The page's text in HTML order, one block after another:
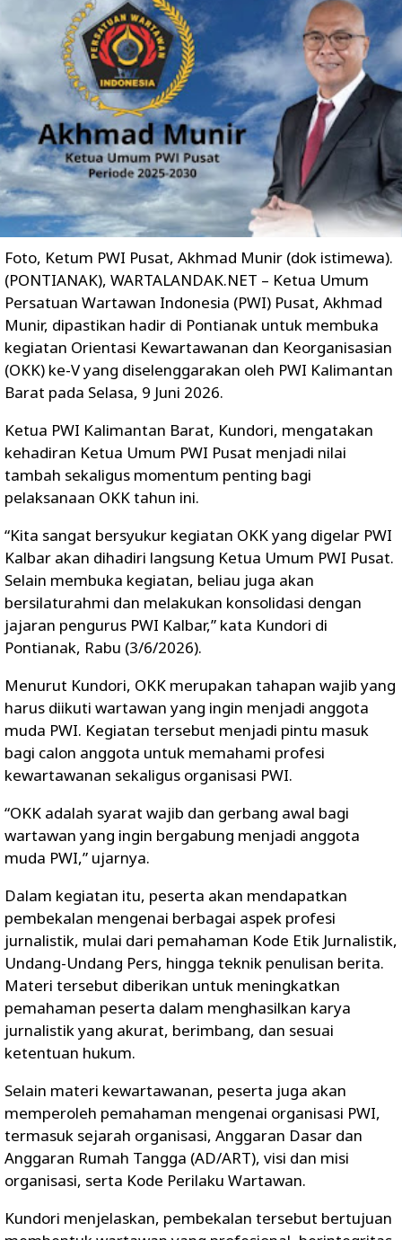
Foto, Ketum PWI Pusat, Akhmad Munir (dok istimewa).
(PONTIANAK), WARTALANDAK.NET – Ketua Umum
Persatuan Wartawan Indonesia (PWI) Pusat, Akhmad
Munir, dipastikan hadir di Pontianak untuk membuka
kegiatan Orientasi Kewartawanan dan Keorganisasian
(OKK) ke-V yang diselenggarakan oleh PWI Kalimantan
Barat pada Selasa, 9 Juni 2026.
Ketua PWI Kalimantan Barat, Kundori, mengatakan
kehadiran Ketua Umum PWI Pusat menjadi nilai
tambah sekaligus momentum penting bagi
pelaksanaan OKK tahun ini.
“Kita sangat bersyukur kegiatan OKK yang digelar PWI
Kalbar akan dihadiri langsung Ketua Umum PWI Pusat.
Selain membuka kegiatan, beliau juga akan
bersilaturahmi dan melakukan konsolidasi dengan
jajaran pengurus PWI Kalbar,” kata Kundori di
Pontianak, Rabu (3/6/2026).
Menurut Kundori, OKK merupakan tahapan wajib yang
harus diikuti wartawan yang ingin menjadi anggota
muda PWI. Kegiatan tersebut menjadi pintu masuk
bagi calon anggota untuk memahami profesi
kewartawanan sekaligus organisasi PWI.
“OKK adalah syarat wajib dan gerbang awal bagi
wartawan yang ingin bergabung menjadi anggota
muda PWI,” ujarnya.
Dalam kegiatan itu, peserta akan mendapatkan
pembekalan mengenai berbagai aspek profesi
jurnalistik, mulai dari pemahaman Kode Etik Jurnalistik,
Undang-Undang Pers, hingga teknik penulisan berita.
Materi tersebut diberikan untuk meningkatkan
pemahaman peserta dalam menghasilkan karya
jurnalistik yang akurat, berimbang, dan sesuai
ketentuan hukum.
Selain materi kewartawanan, peserta juga akan
memperoleh pemahaman mengenai organisasi PWI,
termasuk sejarah organisasi, Anggaran Dasar dan
Anggaran Rumah Tangga (AD/ART), visi dan misi
organisasi, serta Kode Perilaku Wartawan.
Kundori menjelaskan, pembekalan tersebut bertujuan